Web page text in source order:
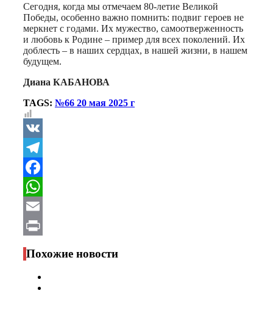
Сегодня, когда мы отмечаем 80-летие Великой
Победы, особенно важно помнить: подвиг героев не
меркнет с годами. Их мужество, самоотверженность
и любовь к Родине – пример для всех поколений. Их
доблесть – в наших сердцах, в нашей жизни, в нашем
будущем.
Диана КАБАНОВА
TAGS: №66 20 мая 2025 г
VK
Telegram
Facebook
WhatsApp
Email
Print
Похожие новости